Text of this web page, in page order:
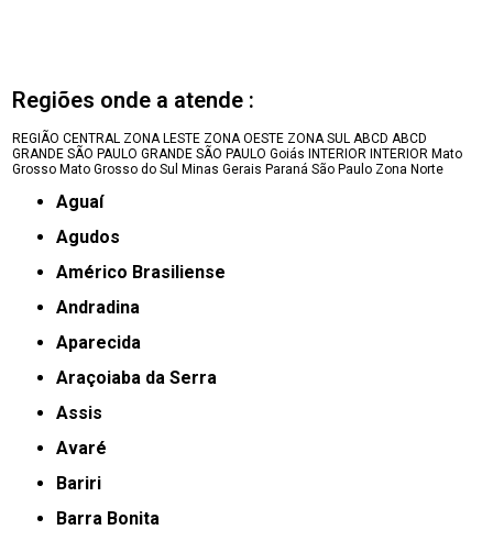
Regiões onde a atende :
REGIÃO CENTRAL ZONA LESTE ZONA OESTE ZONA SUL ABCD ABCD
GRANDE SÃO PAULO GRANDE SÃO PAULO Goiás INTERIOR INTERIOR Mato
Grosso Mato Grosso do Sul Minas Gerais Paraná São Paulo Zona Norte
Aguaí
Agudos
Américo Brasiliense
Andradina
Aparecida
Araçoiaba da Serra
Assis
Avaré
Bariri
Barra Bonita